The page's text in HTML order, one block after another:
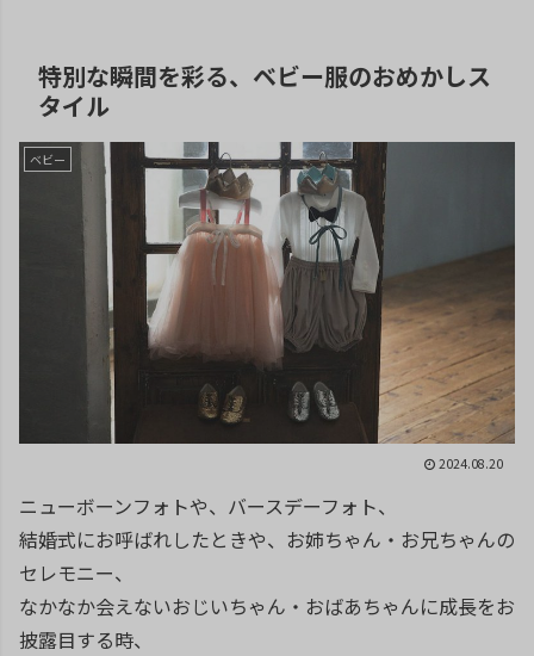
特別な瞬間を彩る、ベビー服のおめかしス
タイル
ベビー
2024.08.20
ニューボーンフォトや、バースデーフォト、
結婚式にお呼ばれしたときや、お姉ちゃん・お兄ちゃんの
セレモニー、
なかなか会えないおじいちゃん・おばあちゃんに成長をお
披露目する時、